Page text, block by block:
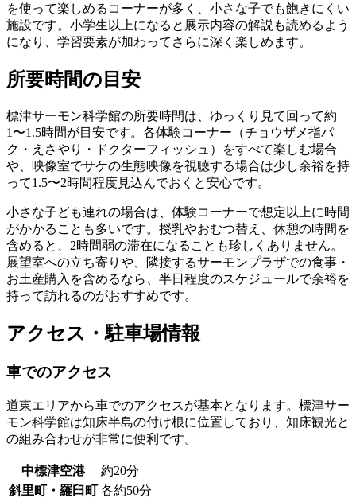
を使って楽しめるコーナーが多く、小さな子でも飽きにくい
施設です。小学生以上になると展示内容の解説も読めるよう
になり、学習要素が加わってさらに深く楽しめます。
所要時間の目安
標津サーモン科学館の所要時間は、 ゆっくり見て回って約
1〜1.5時間が目安です。各体験コーナー（チョウザメ指パ
ク・えさやり・ドクターフィッシュ）をすべて楽しむ場合
や、映像室でサケの生態映像を視聴する場合は少し余裕を持
って1.5〜2時間程度見込んでおくと安心です。
小さな子ども連れの場合は、体験コーナーで想定以上に時間
がかかることも多いです。授乳やおむつ替え、休憩の時間を
含めると、2時間弱の滞在になることも珍しくありません。
展望室への立ち寄りや、隣接するサーモンプラザでの食事・
お土産購入を含めるなら、 半日程度のスケジュールで余裕を
持って訪れるのがおすすめです。
アクセス・駐車場情報
車でのアクセス
道東エリアから車でのアクセスが基本となります。標津サー
モン科学館は知床半島の付け根に位置しており、知床観光と
の組み合わせが非常に便利です。
中標津空港
約20分
斜里町・羅臼町 各約50分